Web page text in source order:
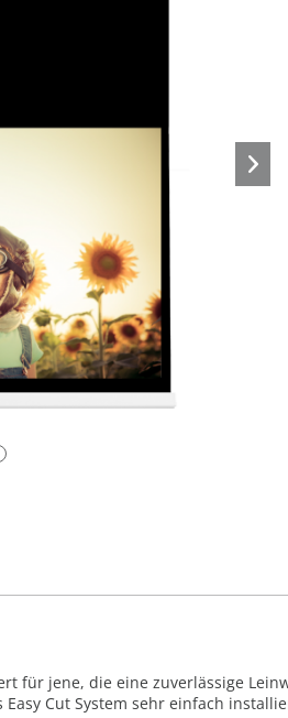
für jene, die eine zuverlässige
Cut System sehr einfach